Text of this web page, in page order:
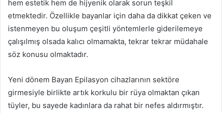
hem estetik hem de hijyenik olarak sorun teşkil
etmektedir. Özellikle bayanlar için daha da dikkat çeken ve
istenmeyen bu oluşum çeşitli yöntemlerle giderilemeye
çalışılmış olsada kalıcı olmamakta, tekrar tekrar müdahale
söz konusu olmaktadır.
Yeni dönem Bayan Epilasyon cihazlarının sektöre
girmesiyle birlikte artık korkulu bir rüya olmaktan çıkan
tüyler, bu sayede kadınlara da rahat bir nefes aldırmıştır.